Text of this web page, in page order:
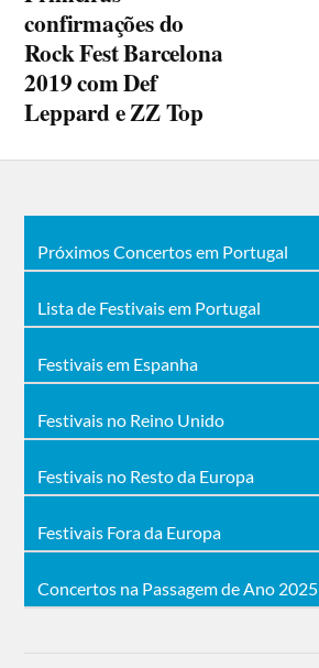
confirmações do
Rock Fest Barcelona
2019 com Def
Leppard e ZZ Top
Próximos Concertos em Portugal
Lista de Festivais em Portugal
Festivais em Espanha
Festivais no Reino Unido
Festivais no Resto da Europa
Festivais Fora da Europa
Concertos na Passagem de Ano 2025